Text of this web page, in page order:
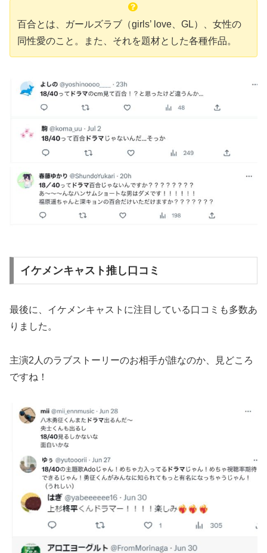
百合とは、ガールズラブ（girls’ love、GL）、女性の
同性愛のこと。また、それを題材とした各種作品。
イケメンキャスト推し口コミ
最後に、イケメンキャストに注目している口コミも多数あ
りました。
主演2人のラブストーリーのお相手が誰なのか、見どころ
ですね！